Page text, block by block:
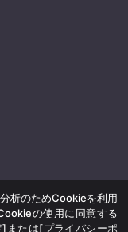
析のためCookieを利用
の使用に同意する
] または[プライバシーポ